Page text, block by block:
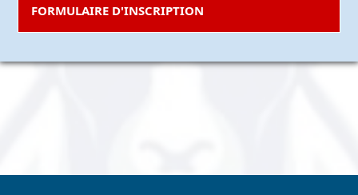
FORMULAIRE D'INSCRIPTION